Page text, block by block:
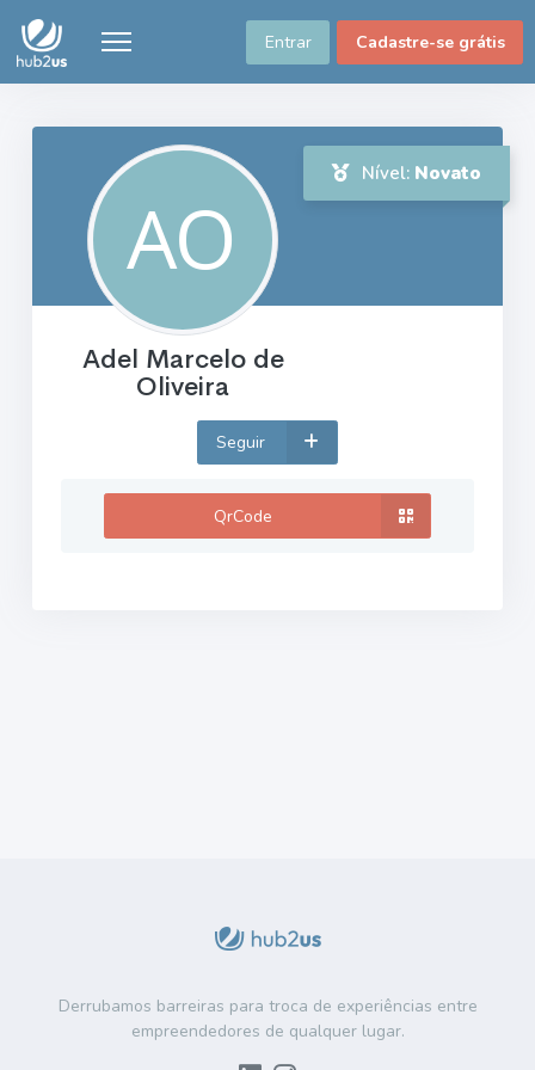
Entrar Cadastre-se grátis
Nível: Novato
Adel Marcelo de
Oliveira
Seguir
QrCode
Derrubamos barreiras para troca de experiências entre
empreendedores de qualquer lugar.